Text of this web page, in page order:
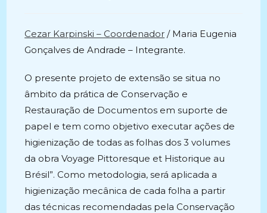
Cezar Karpinski – Coordenador / Maria Eugenia
Gonçalves de Andrade – Integrante.
O presente projeto de extensão se situa no
âmbito da prática de Conservação e
Restauração de Documentos em suporte de
papel e tem como objetivo executar ações de
higienização de todas as folhas dos 3 volumes
da obra Voyage Pittoresque et Historique au
Brésil”. Como metodologia, será aplicada a
higienização mecânica de cada folha a partir
das técnicas recomendadas pela Conservação